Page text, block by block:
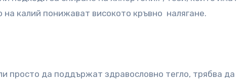
калий понижават високото кръвно налягане.
просто да поддържат здравословно тегло, трябва да